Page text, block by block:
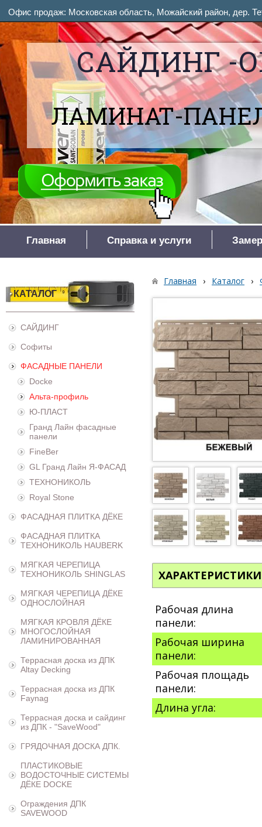
САЙДИНГ -
ЛАМИНАТ-
Офис продаж: Московская область, Можайский район, дер.
Главная Справка и услуги
КАТАЛОГ
САЙДИНГ
Софиты
ФАСАДНЫЕ ПАНЕЛИ
Docke
Альта-профиль
Ю-ПЛАСТ
Гранд Лайн фасадные
панели
FineBer
GL Гранд Лайн Я-ФАСАД
ТЕХНОНИКОЛЬ
Royal Stone
ФАСАДНАЯ ПЛИТКА ДЁКЕ
ФАСАДНАЯ ПЛИТКА
ТЕХНОНИКОЛЬ HAUBERK
МЯГКАЯ ЧЕРЕПИЦА
ТЕХНОНИКОЛЬ SHINGLAS
МЯГКАЯ ЧЕРЕПИЦА ДЁКЕ
ОДНОСЛОЙНАЯ
МЯГКАЯ КРОВЛЯ ДЁКЕ
МНОГОСЛОЙНАЯ
ЛАМИНИРОВАННАЯ
Террасная доска из ДПК
Altay Decking
Террасная доска из ДПК
Faynag
Террасная доска и сайдинг
из ДПК - "SaveWood"
ГРЯДОЧНАЯ ДОСКА ДПК.
ПЛАСТИКОВЫЕ
ВОДОСТОЧНЫЕ СИСТЕМЫ
ДЁКЕ DOCKE
Ограждения ДПК
SAVEWOOD
Главная › Каталог ›
ХАРАКТЕРИСТИКИ
Рабочая длина
панели:
Рабочая ширина
панели:
Рабочая площадь
панели:
Длина угла: